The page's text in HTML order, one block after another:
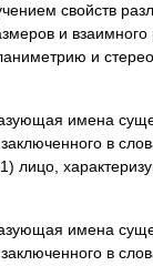
свойств
и
и
имена
в
лицо,
имена
в